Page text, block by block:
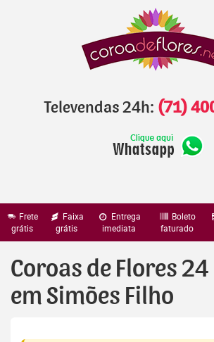
Televendas 24h: (71)
Frete
grátis
Faixa
grátis
Entrega
imediata
Boleto
faturado
Coroas de Flores
em Simões Filho